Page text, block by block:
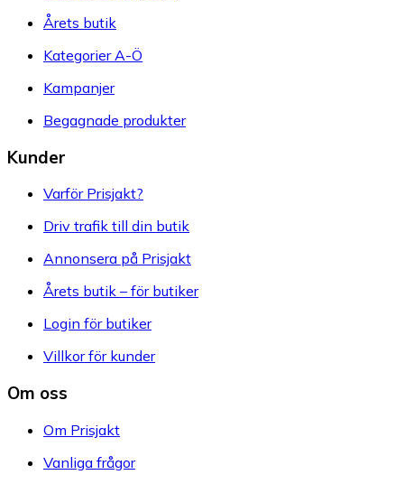
Årets butik
Kategorier A-Ö
Kampanjer
Begagnade produkter
Kunder
Varför Prisjakt?
Driv trafik till din butik
Annonsera på Prisjakt
Årets butik – för butiker
Login för butiker
Villkor för kunder
Om oss
Om Prisjakt
Vanliga frågor